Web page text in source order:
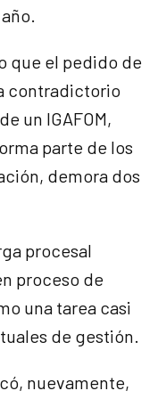
que el pedido de
contradictorio
un IGAFOM,
parte de los
demora dos
procesal
proceso de
una tarea casi
de gestión.
nuevamente,